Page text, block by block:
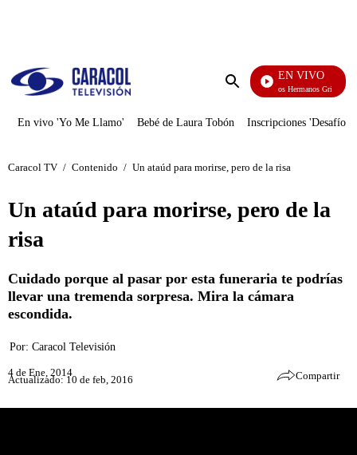
Enviar
EN VIVO
Cuentos De Los Hermanos Grimm
En vivo 'Yo Me Llamo' Bebé de Laura Tobón Inscripciones 'Desafío'
Caracol TV / Contenido / Un ataúd para morirse, pero de la risa
Un ataúd para morirse, pero de la
risa
Cuidado porque al pasar por esta funeraria te podrías
llevar una tremenda sorpresa. Mira la cámara
escondida.
Por: Caracol Televisión
4 de Ene, 2014
Actualizado: 10 de feb, 2016 Compartir